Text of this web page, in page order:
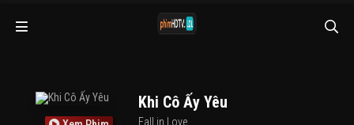
Khi Cô Ấy Yêu
Fall in Love